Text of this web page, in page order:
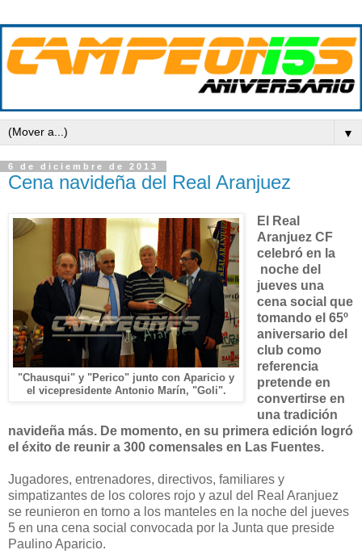
▼
6 de diciembre de 2013
Cena navideña del Real Aranjuez
"Chausqui" y "Perico" junto con Aparicio y
el vicepresidente Antonio Marín, "Goli".
El Real
Aranjuez CF
celebró en la
noche del
jueves una
cena social que
tomando el 65º
aniversario del
club como
referencia
pretende en
convertirse en
una tradición
navideña más. De momento, en su primera edición logró
el éxito de reunir a 300 comensales en Las Fuentes.
Jugadores, entrenadores, directivos, familiares y
simpatizantes de los colores rojo y azul del Real Aranjuez
se reunieron en torno a los manteles en la noche del jueves
5 en una cena social convocada por la Junta que preside
Paulino Aparicio.